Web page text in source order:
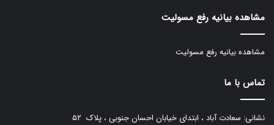
مشاهده بیانیه رفع مسولیت
مشاهده بیانیه رفع مسولیت
تماس با ما
نشانی: سعادت آباد ، ابتدای خیابان احسان جنوبی ، پلاک ۵۲